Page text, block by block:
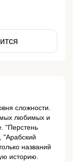
сложности.
любимых и
"Перстень
"Арабский
названий
историю.